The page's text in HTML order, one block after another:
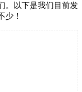
。以下是我们目前发
少！